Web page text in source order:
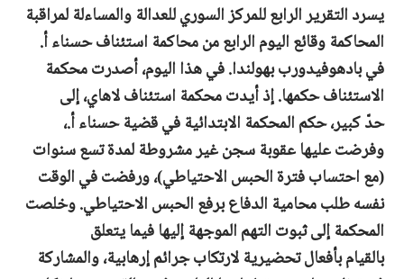
يسرد التقرير الرابعللمركز السوري للعدالة والمساءلة لمراقبة
المحاكمة وقائع اليوم الرابعمن محاكمة استئناف حسناء أ.
فيبادهوفيدورببهولندا.في هذا اليوم، أصدرت محكمة
الاستئناف حكمها.إذأيدت محكمة استئناف لاهاي،إلى
حدّكبير، حكم المحكمة الابتدائية في قضية حسناء أ.،
وفرضت عليها عقوبة سجن غير مشروطة لمدة تسع سنوات
(مع احتساب فترة الحبس الاحتياطي)، ورفضت في الوقت
نفسه طلبمحامية الدفاع برفع الحبس الاحتياطي.وخلصت
المحكمة إلى ثبوتالتهم الموجهة إليهافيما يتعلق
بالقيامبأفعالتحضيرية لارتكابجرائم إرهابية، والمشاركة